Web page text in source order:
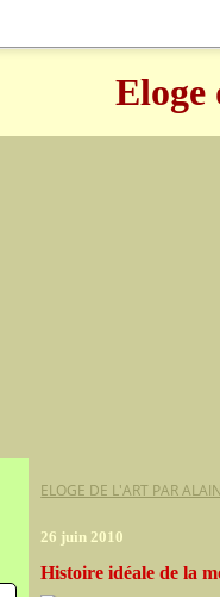
ELOGE DE L'ART PAR
26 juin 2010
Histoire idéale de la